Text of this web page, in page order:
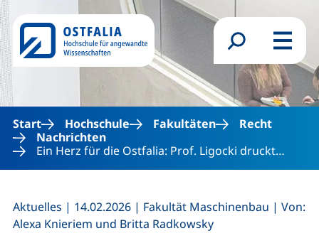
Direkt zum Inhalt
Suchformular
Menü
Start Hochschule Fakultäten
Recht
Nachrichten
Ein Herz für die Ostfalia: Prof. Ligocki druckt…
Aktuelles | 14.02.2026 | Fakultät Maschinenbau | Von:
Alexa Knieriem und Britta Radkowsky